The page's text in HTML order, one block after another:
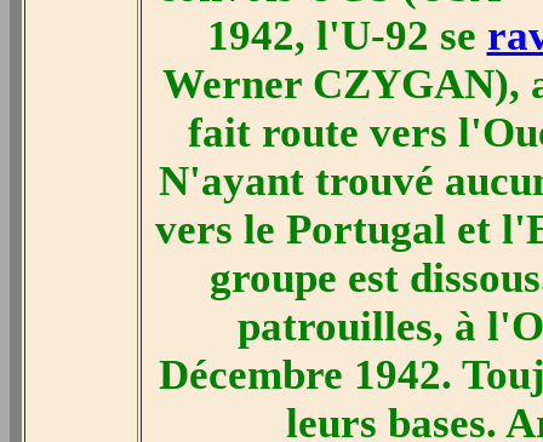
1942, l'U-92 se
Werner CZYGAN),
fait route vers
N'ayant trouvé
vers le Portugal et
groupe est
patrouilles, à
Décembre 1942.
leurs bases.